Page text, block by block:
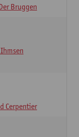
Bruggen
Cerpentier